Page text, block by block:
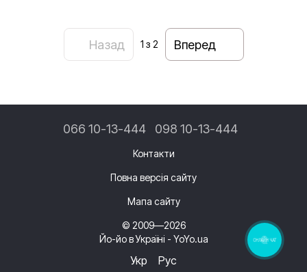
Назад 1 з 2 Вперед
066 10-13-444 098 10-13-444
Контакти
Повна версія сайту
Мапа сайту
© 2009—2026
Йо-йо в Україні - YoYo.ua
Укр Рус
ОНЛАЙН ЧАТ